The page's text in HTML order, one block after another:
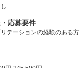
応募要件
リテーションの経験のある方